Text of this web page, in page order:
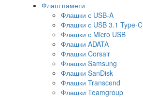
Флаш памети
Флашки с USB-A
Флашки с USB 3.1 Type-C
Флашки с Micro USB
Флашки ADATA
Флашки Corsair
Флашки Samsung
Флашки SanDisk
Флашки Transcend
Флашки Teamgroup